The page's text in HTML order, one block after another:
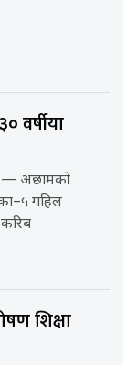
वर्षीया
— अछामको
गहिल
शिक्षा